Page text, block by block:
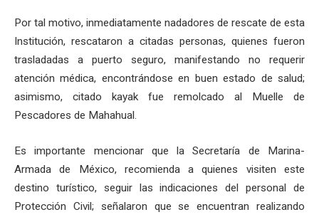
Por tal motivo, inmediatamente nadadores de rescate de esta
Institución, rescataron a citadas personas, quienes fueron
trasladadas a puerto seguro, manifestando no requerir
atención médica, encontrándose en buen estado de salud;
asimismo, citado kayak fue remolcado al Muelle de
Pescadores de Mahahual.
Es importante mencionar que la Secretaría de Marina-
Armada de México, recomienda a quienes visiten este
destino turístico, seguir las indicaciones del personal de
Protección Civil; señalaron que se encuentran realizando